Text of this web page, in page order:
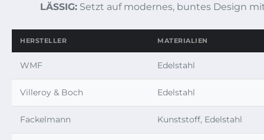
LÄSSIG: Setzt auf modernes, buntes Design
HERSTELLER MATERIALIEN
WMF Edelstahl
Villeroy & Boch Edelstahl
Fackelmann Kunststoff, Edelstahl